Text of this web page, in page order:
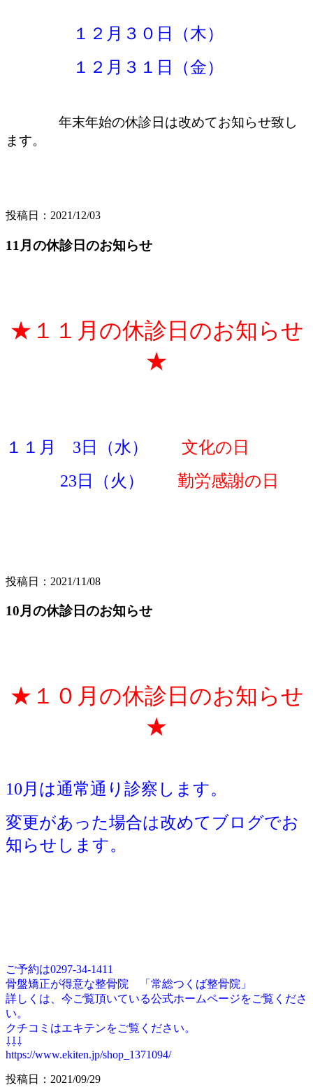
１２月３０日（木）
１２月３１日（金）
年末年始の休診日は改めてお知らせ致し
ます。
投稿日：2021/12/03
11月の休診日のお知らせ
★１１月の休診日のお知らせ
★
１１月 3日（水）
文化の日
23日（火）
勤労感謝の日
投稿日：2021/11/08
10月の休診日のお知らせ
★１０月の休診日のお知らせ
★
10月は通常通り診察します。
変更があった場合は改めてブログでお
知らせします。
ご予約は0297-34-1411
骨盤矯正が得意な整骨院 「常総つくば整骨院」
詳しくは、今ご覧頂いている公式ホームページをご覧くださ
い。
クチコミはエキテンをご覧ください。
⇩⇩⇩
https://www.ekiten.jp/shop_1371094/
投稿日：2021/09/29